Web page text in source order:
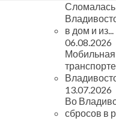
Сломалась
в дом и из...
06.08.2026
13.07.2026
Во
сбросов в